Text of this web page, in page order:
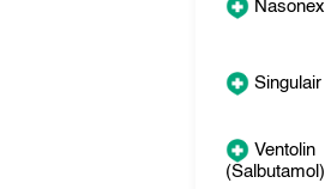
Nasonex
Singulair
Ventolin
(Salbutamol)